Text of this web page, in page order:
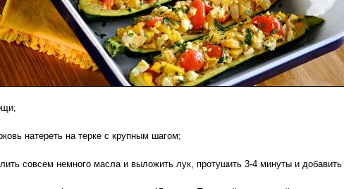
натереть на терке с крупным шагом;
совсем немного масла и выложить лук, протушить 3-4 минуты и добавить